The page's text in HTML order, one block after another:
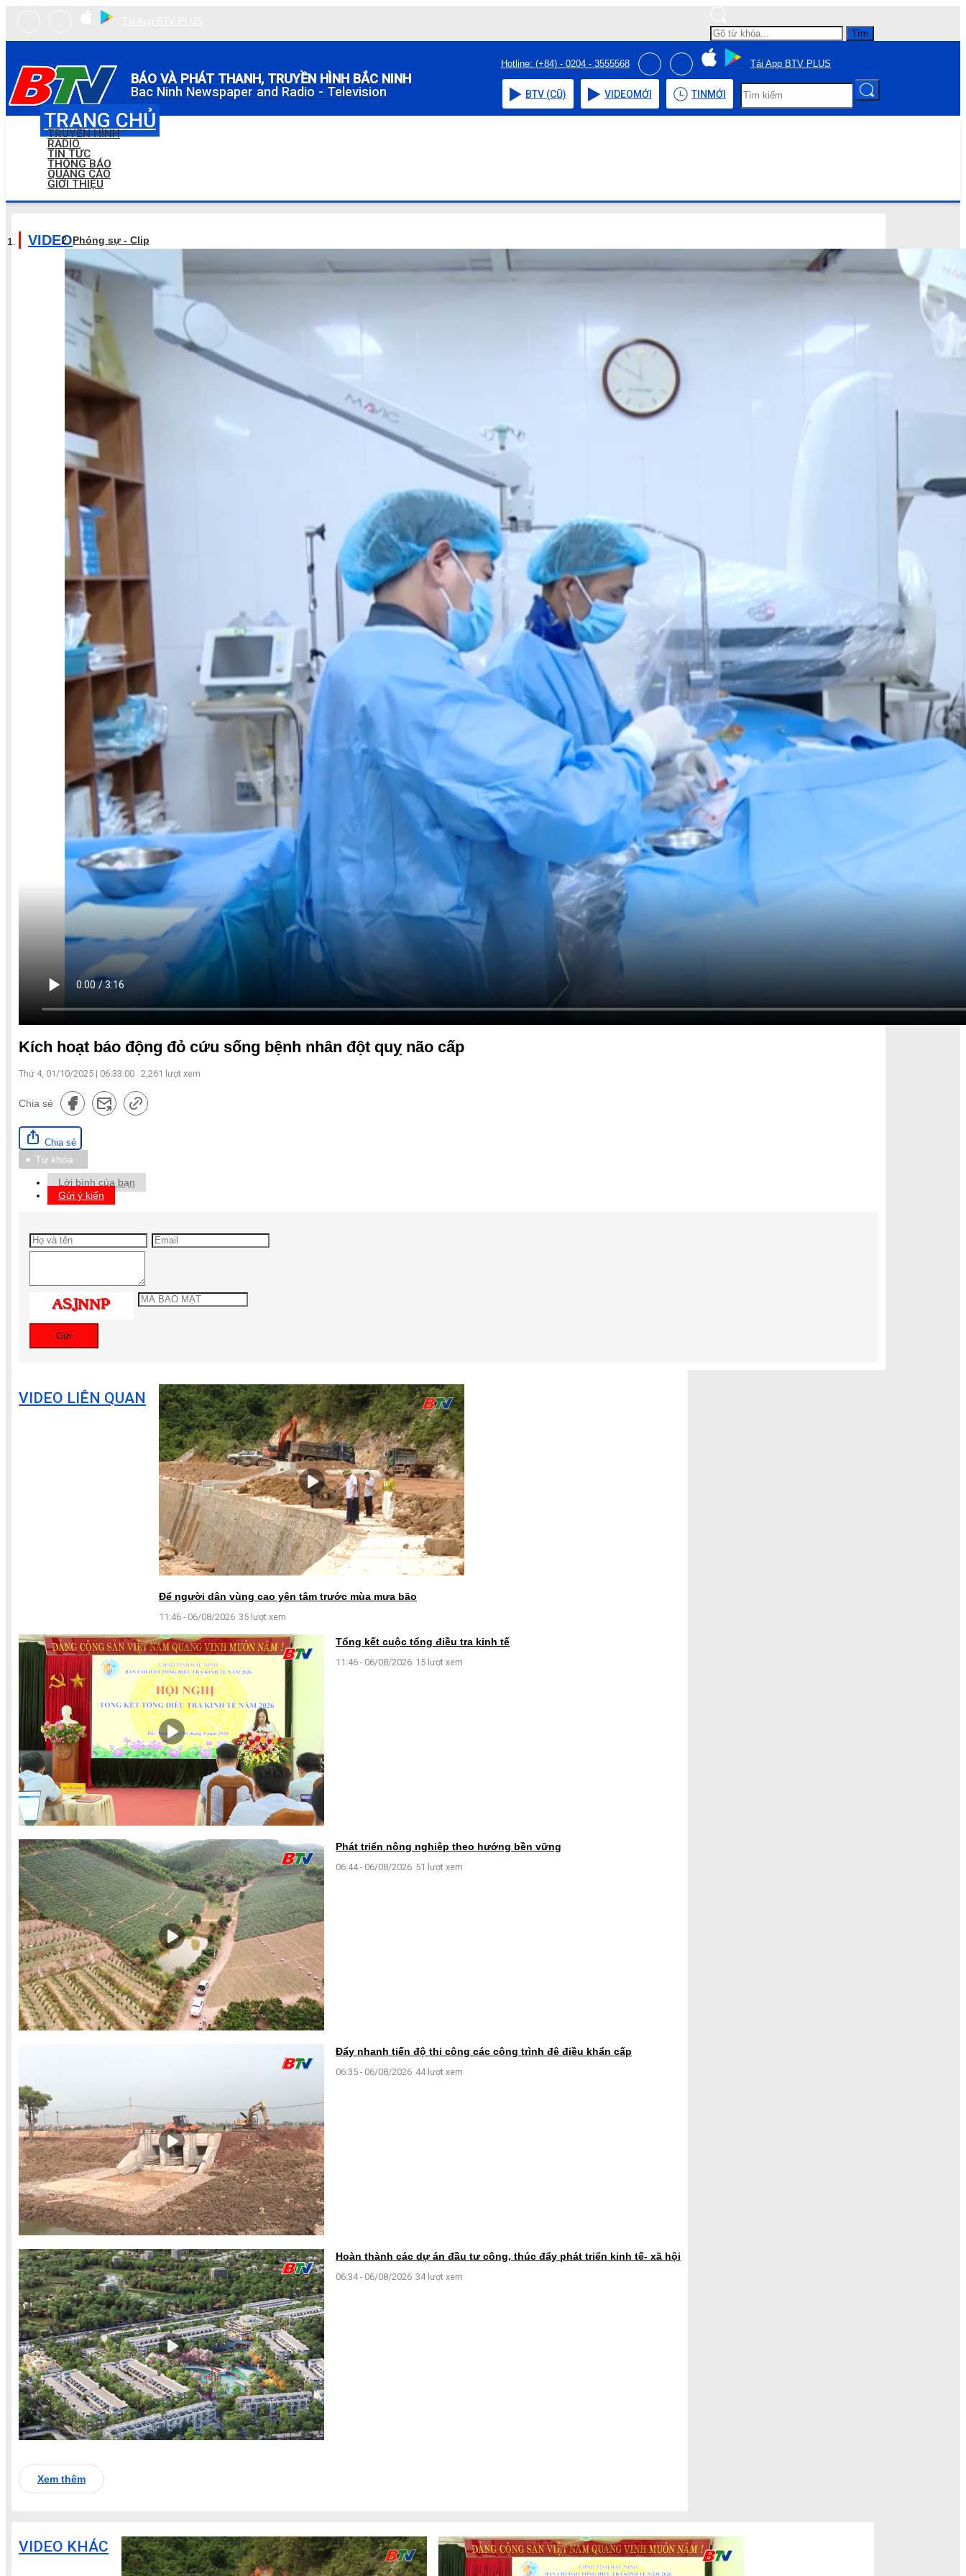
Tìm
BÁO VÀ PHÁT THANH, TRUYỀN HÌNH BẮC NINH
Bac Ninh Newspaper and Radio - Television
Hotline: (+84) - 0204 - 3555568 Tải App BTV PLUS
BTV (CŨ) VIDEOMỚI TIN MỚI
TRANG CHỦ
TRUYỀN HÌNH
RADIO
TIN TỨC
THÔNG BÁO
QUẢNG CÁO
GIỚI THIỆU
VIDEOPhóng sự - Clip
Kích hoạt báo động đỏ cứu sống bệnh nhân đột quỵ não cấp
Thứ 4, 01/10/2025 | 06:33:00 2,261 lượt xem
Chia sẻ
Chia sẻ
Từ khóa
Lời bình của bạn
Gửi ý kiến
Gửi
VIDEO LIÊN QUAN
Để người dân vùng cao yên tâm trước mùa mưa bão
11:46 - 06/08/2026 35 lượt xem
Tổng kết cuộc tổng điều tra kinh tế
11:46 - 06/08/2026 15 lượt xem
Phát triển nông nghiệp theo hướng bền vững
06:44 - 06/08/2026 51 lượt xem
Đẩy nhanh tiến độ thi công các công trình đê điều khẩn cấp
06:35 - 06/08/2026 44 lượt xem
Hoàn thành các dự án đầu tư công, thúc đẩy phát triển kinh tế- xã hội
06:34 - 06/08/2026 34 lượt xem
Xem thêm
VIDEO KHÁC